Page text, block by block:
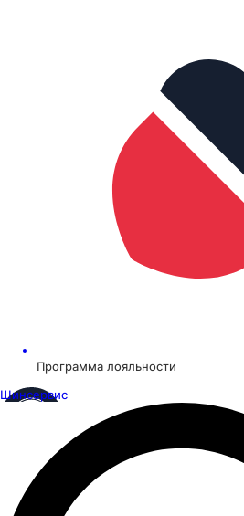
Программа лояльности
Шинсервис